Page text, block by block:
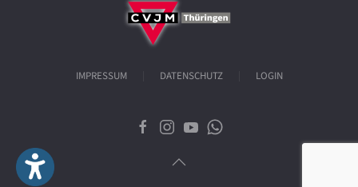
IMPRESSUM DATENSCHUTZ LOGIN